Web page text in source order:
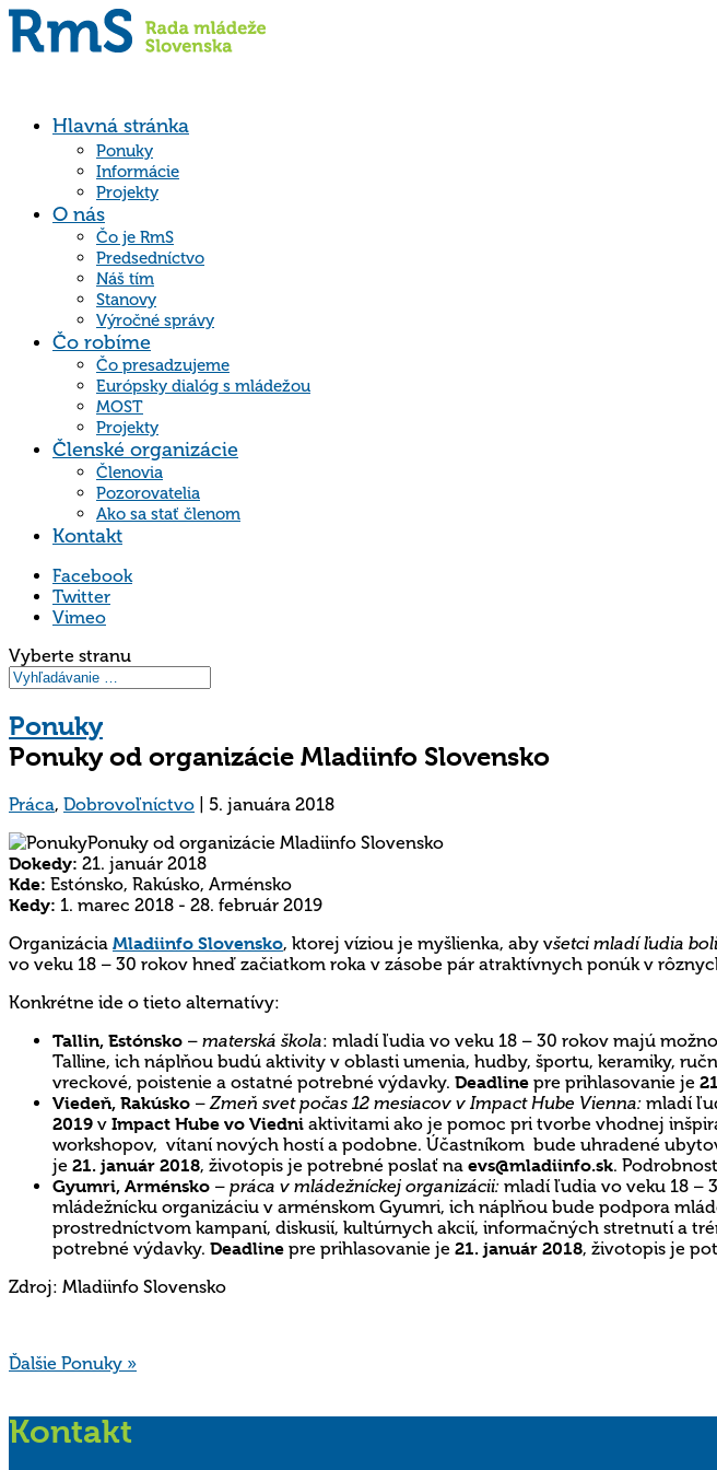
Hlavná stránka
Ponuky
Informácie
Projekty
O nás
Čo je RmS
Predsedníctvo
Náš tím
Stanovy
Výročné správy
Čo robíme
Čo presadzujeme
Európsky dialóg s mládežou
MOST
Projekty
Členské organizácie
Členovia
Pozorovatelia
Ako sa stať členom
Kontakt
Facebook
Twitter
Vimeo
Vyberte stranu
Ponuky
Ponuky od organizácie Mladiinfo Slovensko
Práca, Dobrovoľníctvo 5. januára 2018
Dokedy: 21. január 2018
Kde: Estónsko, Rakúsko, Arménsko
Kedy: 1. marec 2018 - 28. február 2019
Organizácia Mladiinfo Slovensko, ktorej víziou je myšlienka, aby všetci mladí ľudia
vo veku 18 – 30 rokov hneď začiatkom roka v zásobe pár atraktívnych ponúk v
Konkrétne ide o tieto alternatívy:
Tallin, Estónsko – materská škola: mladí ľudia vo veku 18 – 30 rokov majú
Talline, ich náplňou budú aktivity v oblasti umenia, hudby, športu, keramiky,
vreckové, poistenie a ostatné potrebné výdavky. Deadline pre prihlasovanie je
Viedeň, Rakúsko –Zmeň svet počas 12 mesiacov v Impact Hube Vienna: mladí
2019 v Impact Hube vo Viedni aktivitami ako je pomoc pri tvorbe vhodnej
workshopov, vítaní nových hostí a podobne. Účastníkom bude uhradené
je 21. január 2018, životopis je potrebné poslať na evs@mladiinfo.sk.
Gyumri, Arménsko – práca v mládežníckej organizácii: mladí ľudia vo veku 18 –
mládežnícku organizáciu v arménskom Gyumri, ich náplňou bude podpora
prostredníctvom kampaní, diskusií, kultúrnych akcií, informačných stretnutí a
potrebné výdavky. Deadline pre prihlasovanie je 21. január 2018, životopis je
Zdroj: Mladiinfo Slovensko
Ďalšie Ponuky »
Kontakt